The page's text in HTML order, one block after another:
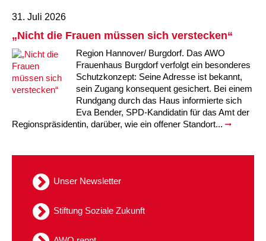
31. Juli 2026
„Nicht die Frauen müssen sich verstecken“
Region Hannover/ Burgdorf. Das AWO
Frauenhaus Burgdorf verfolgt ein besonderes
Schutzkonzept: Seine Adresse ist bekannt,
sein Zugang konsequent gesichert. Bei einem
Rundgang durch das Haus informierte sich
Eva Bender, SPD-Kandidatin für das Amt der
Regionspräsidentin, darüber, wie ein offener Standort...
Unser Newsletter
Stiftung Soziale Zukunft